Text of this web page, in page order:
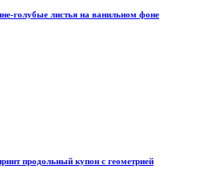
голубые листья на ванильном фоне
продольный купон с геометрией